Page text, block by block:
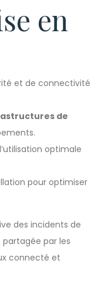
en
et de connectivité
de
optimale
pour optimiser
des incidents de
par les
connecté et